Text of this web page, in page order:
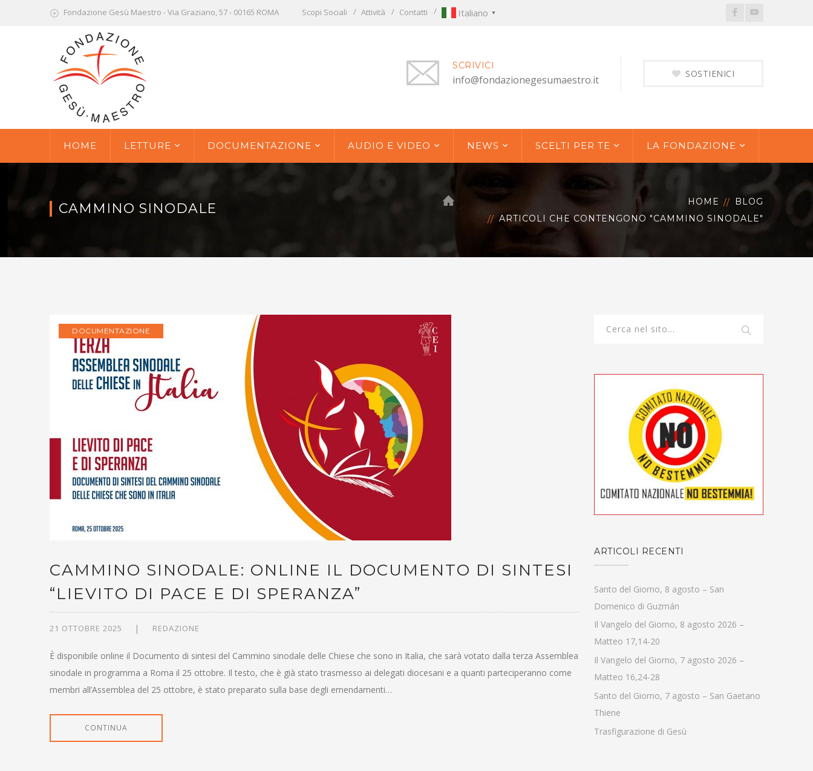
Fondazione Gesù Maestro - Via Graziano, 57 - 00165 ROMA Scopi Sociali Attività Contatti Italiano ▼
FacebookYoutube
SOSTIENICI
SCRIVICI
info@fondazionegesumaestro.it
HOME LETTURE DOCUMENTAZIONE AUDIO E VIDEO NEWS SCELTI PER TE LA FONDAZIONE
CAMMINO SINODALE HOME
BLOG
ARTICOLI CHE CONTENGONO "CAMMINO SINODALE"
DOCUMENTAZIONE
CAMMINO SINODALE: ONLINE IL DOCUMENTO DI SINTESI
“LIEVITO DI PACE E DI SPERANZA”
21 OTTOBRE 2025 REDAZIONE
È disponibile online il Documento di sintesi del Cammino sinodale delle Chiese che sono in Italia, che sarà votato dalla terza Assemblea
sinodale in programma a Roma il 25 ottobre. Il testo, che è già stato trasmesso ai delegati diocesani e a quanti parteciperanno come
membri all’Assemblea del 25 ottobre, è stato preparato sulla base degli emendamenti…
CONTINUA
ARTICOLI RECENTI
Santo del Giorno, 8 agosto – San
Domenico di Guzmán
Il Vangelo del Giorno, 8 agosto 2026 –
Matteo 17,14-20
Il Vangelo del Giorno, 7 agosto 2026 –
Matteo 16,24-28
Santo del Giorno, 7 agosto – San Gaetano
Thiene
Trasfigurazione di Gesù